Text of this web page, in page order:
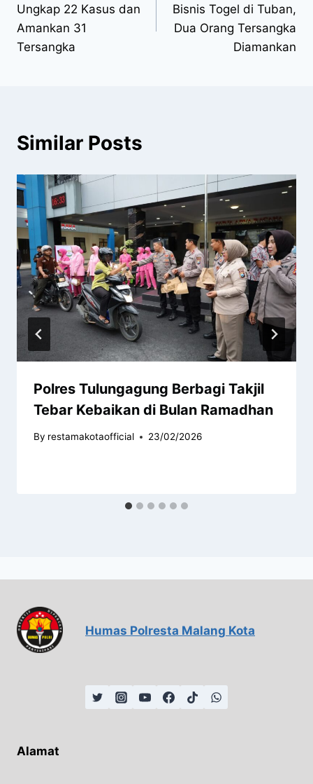
Ungkap 22 Kasus dan
Amankan 31
Tersangka
Bisnis Togel di Tuban,
Dua Orang Tersangka
Diamankan
Similar Posts
Polres Tulungagung Berbagi Takjil
Tebar Kebaikan di Bulan Ramadhan
By restamakotaofficial 23/02/2026
Humas Polresta Malang Kota
Alamat